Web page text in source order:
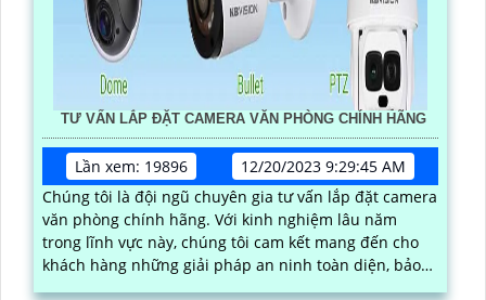
TƯ VẤN LẮP ĐẶT CAMERA VĂN PHÒNG CHÍNH HÃNG
Lần xem: 19896
12/20/2023 9:29:45 AM
Chúng tôi là đội ngũ chuyên gia tư vấn lắp đặt camera
văn phòng chính hãng. Với kinh nghiệm lâu năm
trong lĩnh vực này, chúng tôi cam kết mang đến cho
khách hàng những giải pháp an ninh toàn diện, bảo
vệ tài sản và nhân viên của bạn